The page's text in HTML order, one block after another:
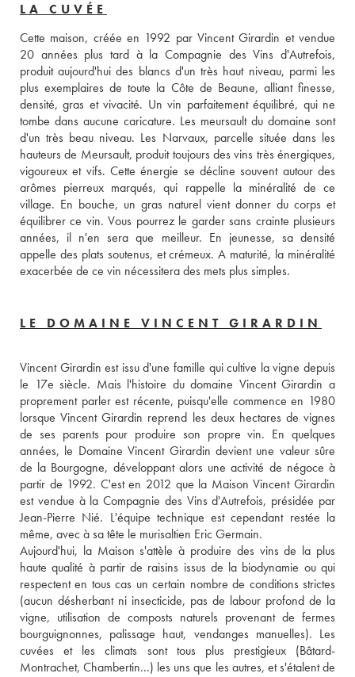
LA CUVÉE
Cette maison, créée en 1992 par Vincent Girardin et vendue
20 années plus tard à la Compagnie des Vins d'Autrefois,
produit aujourd'hui des blancs d'un très haut niveau, parmi les
plus exemplaires de toute la Côte de Beaune, alliant finesse,
densité, gras et vivacité. Un vin parfaitement équilibré, qui ne
tombe dans aucune caricature. Les meursault du domaine sont
d'un très beau niveau. Les Narvaux, parcelle située dans les
hauteurs de Meursault, produit toujours des vins très énergiques,
vigoureux et vifs. Cette énergie se décline souvent autour des
arômes pierreux marqués, qui rappelle la minéralité de ce
village. En bouche, un gras naturel vient donner du corps et
équilibrer ce vin. Vous pourrez le garder sans crainte plusieurs
années, il n'en sera que meilleur. En jeunesse, sa densité
appelle des plats soutenus, et crémeux. A maturité, la minéralité
exacerbée de ce vin nécessitera des mets plus simples.
LE DOMAINE VINCENT GIRARDIN
Vincent Girardin est issu d'une famille qui cultive la vigne depuis
le 17e siècle. Mais l'histoire du domaine Vincent Girardin a
proprement parler est récente, puisqu'elle commence en 1980
lorsque Vincent Girardin reprend les deux hectares de vignes
de ses parents pour produire son propre vin. En quelques
années, le Domaine Vincent Girardin devient une valeur sûre
de la Bourgogne, développant alors une activité de négoce à
partir de 1992. C'est en 2012 que la Maison Vincent Girardin
est vendue à la Compagnie des Vins d'Autrefois, présidée par
Jean-Pierre Nié. L'équipe technique est cependant restée la
même, avec à sa tête le murisaltien Eric Germain.
Aujourd'hui, la Maison s'attèle à produire des vins de la plus
haute qualité à partir de raisins issus de la biodynamie ou qui
respectent en tous cas un certain nombre de conditions strictes
(aucun désherbant ni insecticide, pas de labour profond de la
vigne, utilisation de composts naturels provenant de fermes
bourguignonnes, palissage haut, vendanges manuelles). Les
cuvées et les climats sont tous plus prestigieux (Bâtard-
Montrachet, Chambertin...) les uns que les autres, et s'étalent de